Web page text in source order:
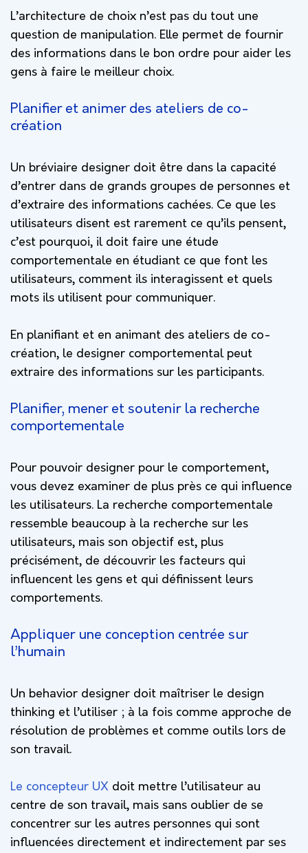
L’architecture de choix n’est pas du tout une
question de manipulation. Elle permet de fournir
des informations dans le bon ordre pour aider les
gens à faire le meilleur choix.
Planifier et animer des ateliers de co-
création
Un bréviaire designer doit être dans la capacité
d’entrer dans de grands groupes de personnes et
d’extraire des informations cachées. Ce que les
utilisateurs disent est rarement ce qu’ils pensent,
c’est pourquoi, il doit faire une étude
comportementale en étudiant ce que font les
utilisateurs, comment ils interagissent et quels
mots ils utilisent pour communiquer.
En planifiant et en animant des ateliers de co-
création, le designer comportemental peut
extraire des informations sur les participants.
Planifier, mener et soutenir la recherche
comportementale
Pour pouvoir designer pour le comportement,
vous devez examiner de plus près ce qui influence
les utilisateurs. La recherche comportementale
ressemble beaucoup à la recherche sur les
utilisateurs, mais son objectif est, plus
précisément, de découvrir les facteurs qui
influencent les gens et qui définissent leurs
comportements.
Appliquer une conception centrée sur
l’humain
Un behavior designer doit maîtriser le design
thinking et l’utiliser ; à la fois comme approche de
résolution de problèmes et comme outils lors de
son travail.
Le concepteur UX doit mettre l’utilisateur au
centre de son travail, mais sans oublier de se
concentrer sur les autres personnes qui sont
influencées directement et indirectement par ses